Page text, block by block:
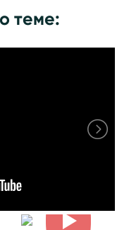
теме: